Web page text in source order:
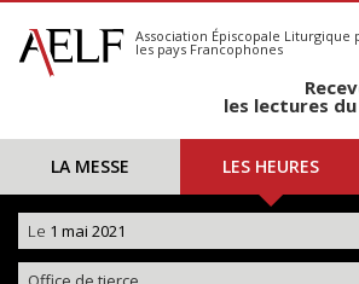
S'abonner
Calendrier
Association Épiscopale Liturgique
les pays Francophones
les lectures
LA MESSE LES HEURES
Le 1 mai 2021